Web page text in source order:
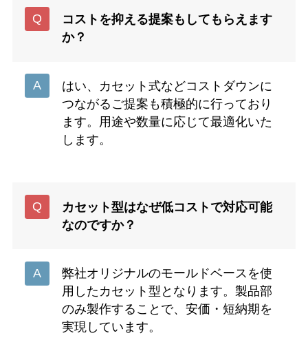
コストを抑える提案もしてもらえます
か？
はい、カセット式などコストダウンに
つながるご提案も積極的に行っており
ます。用途や数量に応じて最適化いた
します。
カセット型はなぜ低コストで対応可能
なのですか？
弊社オリジナルのモールドベースを使
用したカセット型となります。製品部
のみ製作することで、安価・短納期を
実現しています。